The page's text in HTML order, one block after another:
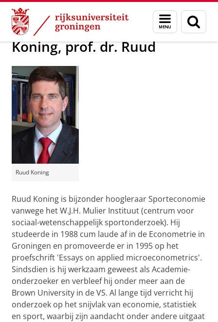
Skip
Content
Skip
Navigation
Menu
en
zoeken
Over ons Actueel Voor de pers
Koning, prof. dr. Ruud
Ruud Koning
Ruud Koning is bijzonder hoogleraar Sporteconomie
vanwege het W.J.H. Mulier Instituut (centrum voor
sociaal-wetenschappelijk sportonderzoek). Hij
studeerde in 1988 cum laude af in de Econometrie in
Groningen en promoveerde er in 1995 op het
proefschrift 'Essays on applied microeconometrics'.
Sindsdien is hij werkzaam geweest als Academie-
onderzoeker en verbleef hij onder meer aan de
Brown University in de VS. Al lange tijd verricht hij
onderzoek op het snijvlak van economie, statistiek
en sport, waarbij zijn aandacht onder andere uitgaat